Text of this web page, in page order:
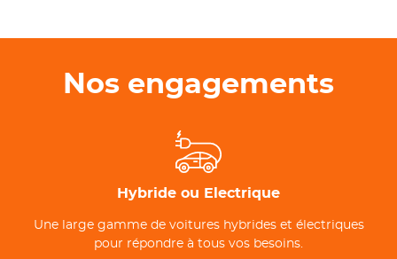
Nos engagements
Hybride ou Electrique
Une large gamme de voitures hybrides et électriques
pour répondre à tous vos besoins.